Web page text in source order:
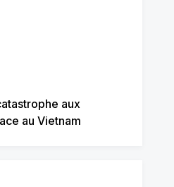
aux
au Vietnam